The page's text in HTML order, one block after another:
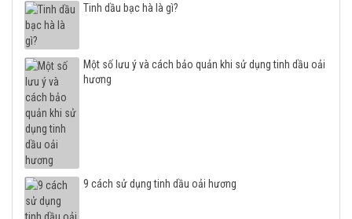
Tinh dầu bạc hà là gì?
Một số lưu ý và cách bảo quản khi sử dụng tinh dầu oải
hương
9 cách sử dụng tinh dầu oải hương